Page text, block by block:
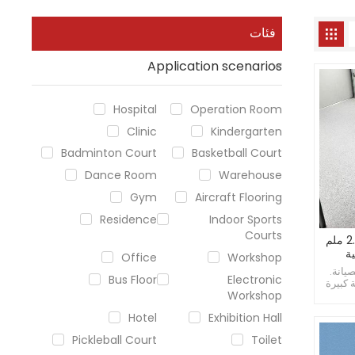
فئات
Application scenarios
Hospital
Operation Room
Clinic
Kindergarten
Badminton Court
Basketball Court
Dance Room
Warehouse
Gym
Aircraft Flooring
Residence
Indoor Sports
Courts
Office
Workshop
Bus Floor
Electronic
Workshop
Hotel
Exhibition Hall
Pickleball Court
Toilet
أرضيات متجانسة بجودة 2.0 ملم
كبيرة